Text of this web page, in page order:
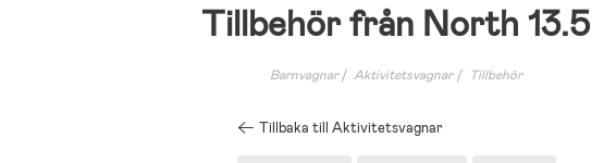
Tillbehör från North 13.5
Barnvagnar Aktivitetsvagnar Tillbehör
Tillbaka till Aktivitetsvagnar